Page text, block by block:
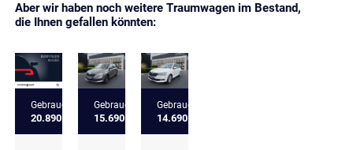
Aber wir haben noch weitere Traumwagen im Bestand,
die Ihnen gefallen könnten:
Gebrauchtfahrzeug
20.890 €
Gebrauchtfahrzeug
15.690 €
Gebrauchtfahrzeug
14.690 €